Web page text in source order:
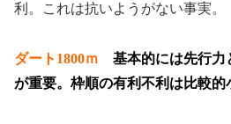
利。これは抗いようがない事実。
ダート1800ｍ 基本的には先行力
が重要。枠順の有利不利は比較的